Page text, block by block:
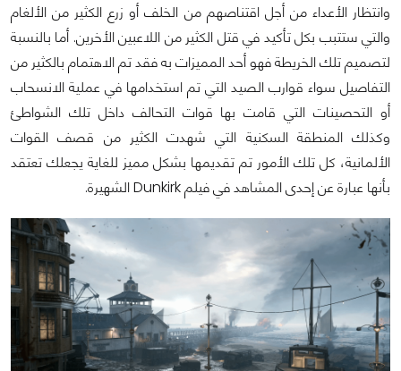
وانتظار الأعداء من أجل اقتناصهم من الخلف أو زرع الكثير من الألغام
والتي ستتبب بكل تأكيد في قتل الكثير من اللاعبين الأخرين. أما بالنسبة
لتصميم تلك الخريطة فهو أحد المميزات به فقد تم الاهتمام بالكثير من
التفاصيل سواء قوارب الصيد التي تم استخدامها في عملية الانسحاب
أو التحصينات التي قامت بها قوات التحالف داخل تلك الشواطئ
وكذلك المنطقة السكنية التي شهدت الكثير من قصف القوات
الألمانية، كل تلك الأمور تم تقديمها بشكل مميز للغاية يجعلك تعتقد
بأنها عبارة عن إحدى المشاهد في فيلم Dunkirk الشهيرة.